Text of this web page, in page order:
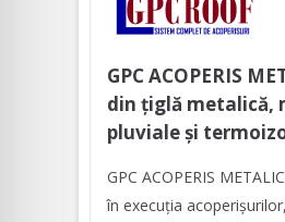
GPC ACOPERIS
din țiglă metalică,
pluviale și
GPC ACOPERIS
în execuția